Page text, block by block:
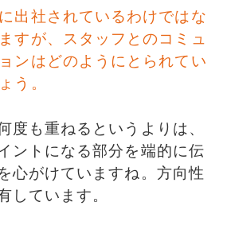
出社されているわけではな
すが、スタッフとのコミュ
ンはどのようにとられてい
う。
度も重ねるというよりは、
ントになる部分を端的に伝
心がけていますね。方向性
しています。